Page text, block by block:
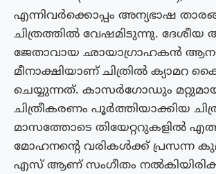
എന്നിവർക്കൊപ്പം അന്യഭാഷ
ചിത്രത്തിൽ വേഷമിടുന്നു.
ജേതാവായ ഛായാഗ്രാഹകൻ
മീനാക്ഷിയാണ് ചിത്രിൽ ക്യാമറ
ചെയ്യുന്നത്. കാസർഗോഡും
ചിത്രീകരണം പൂർത്തിയാക്കിയ
മാസത്തോടെ തിയേറ്ററുകളിൽ
മോഹനൻ്റെ വരികൾക്ക് പ്രസന്ന
എസ് ആണ് സംഗീതം